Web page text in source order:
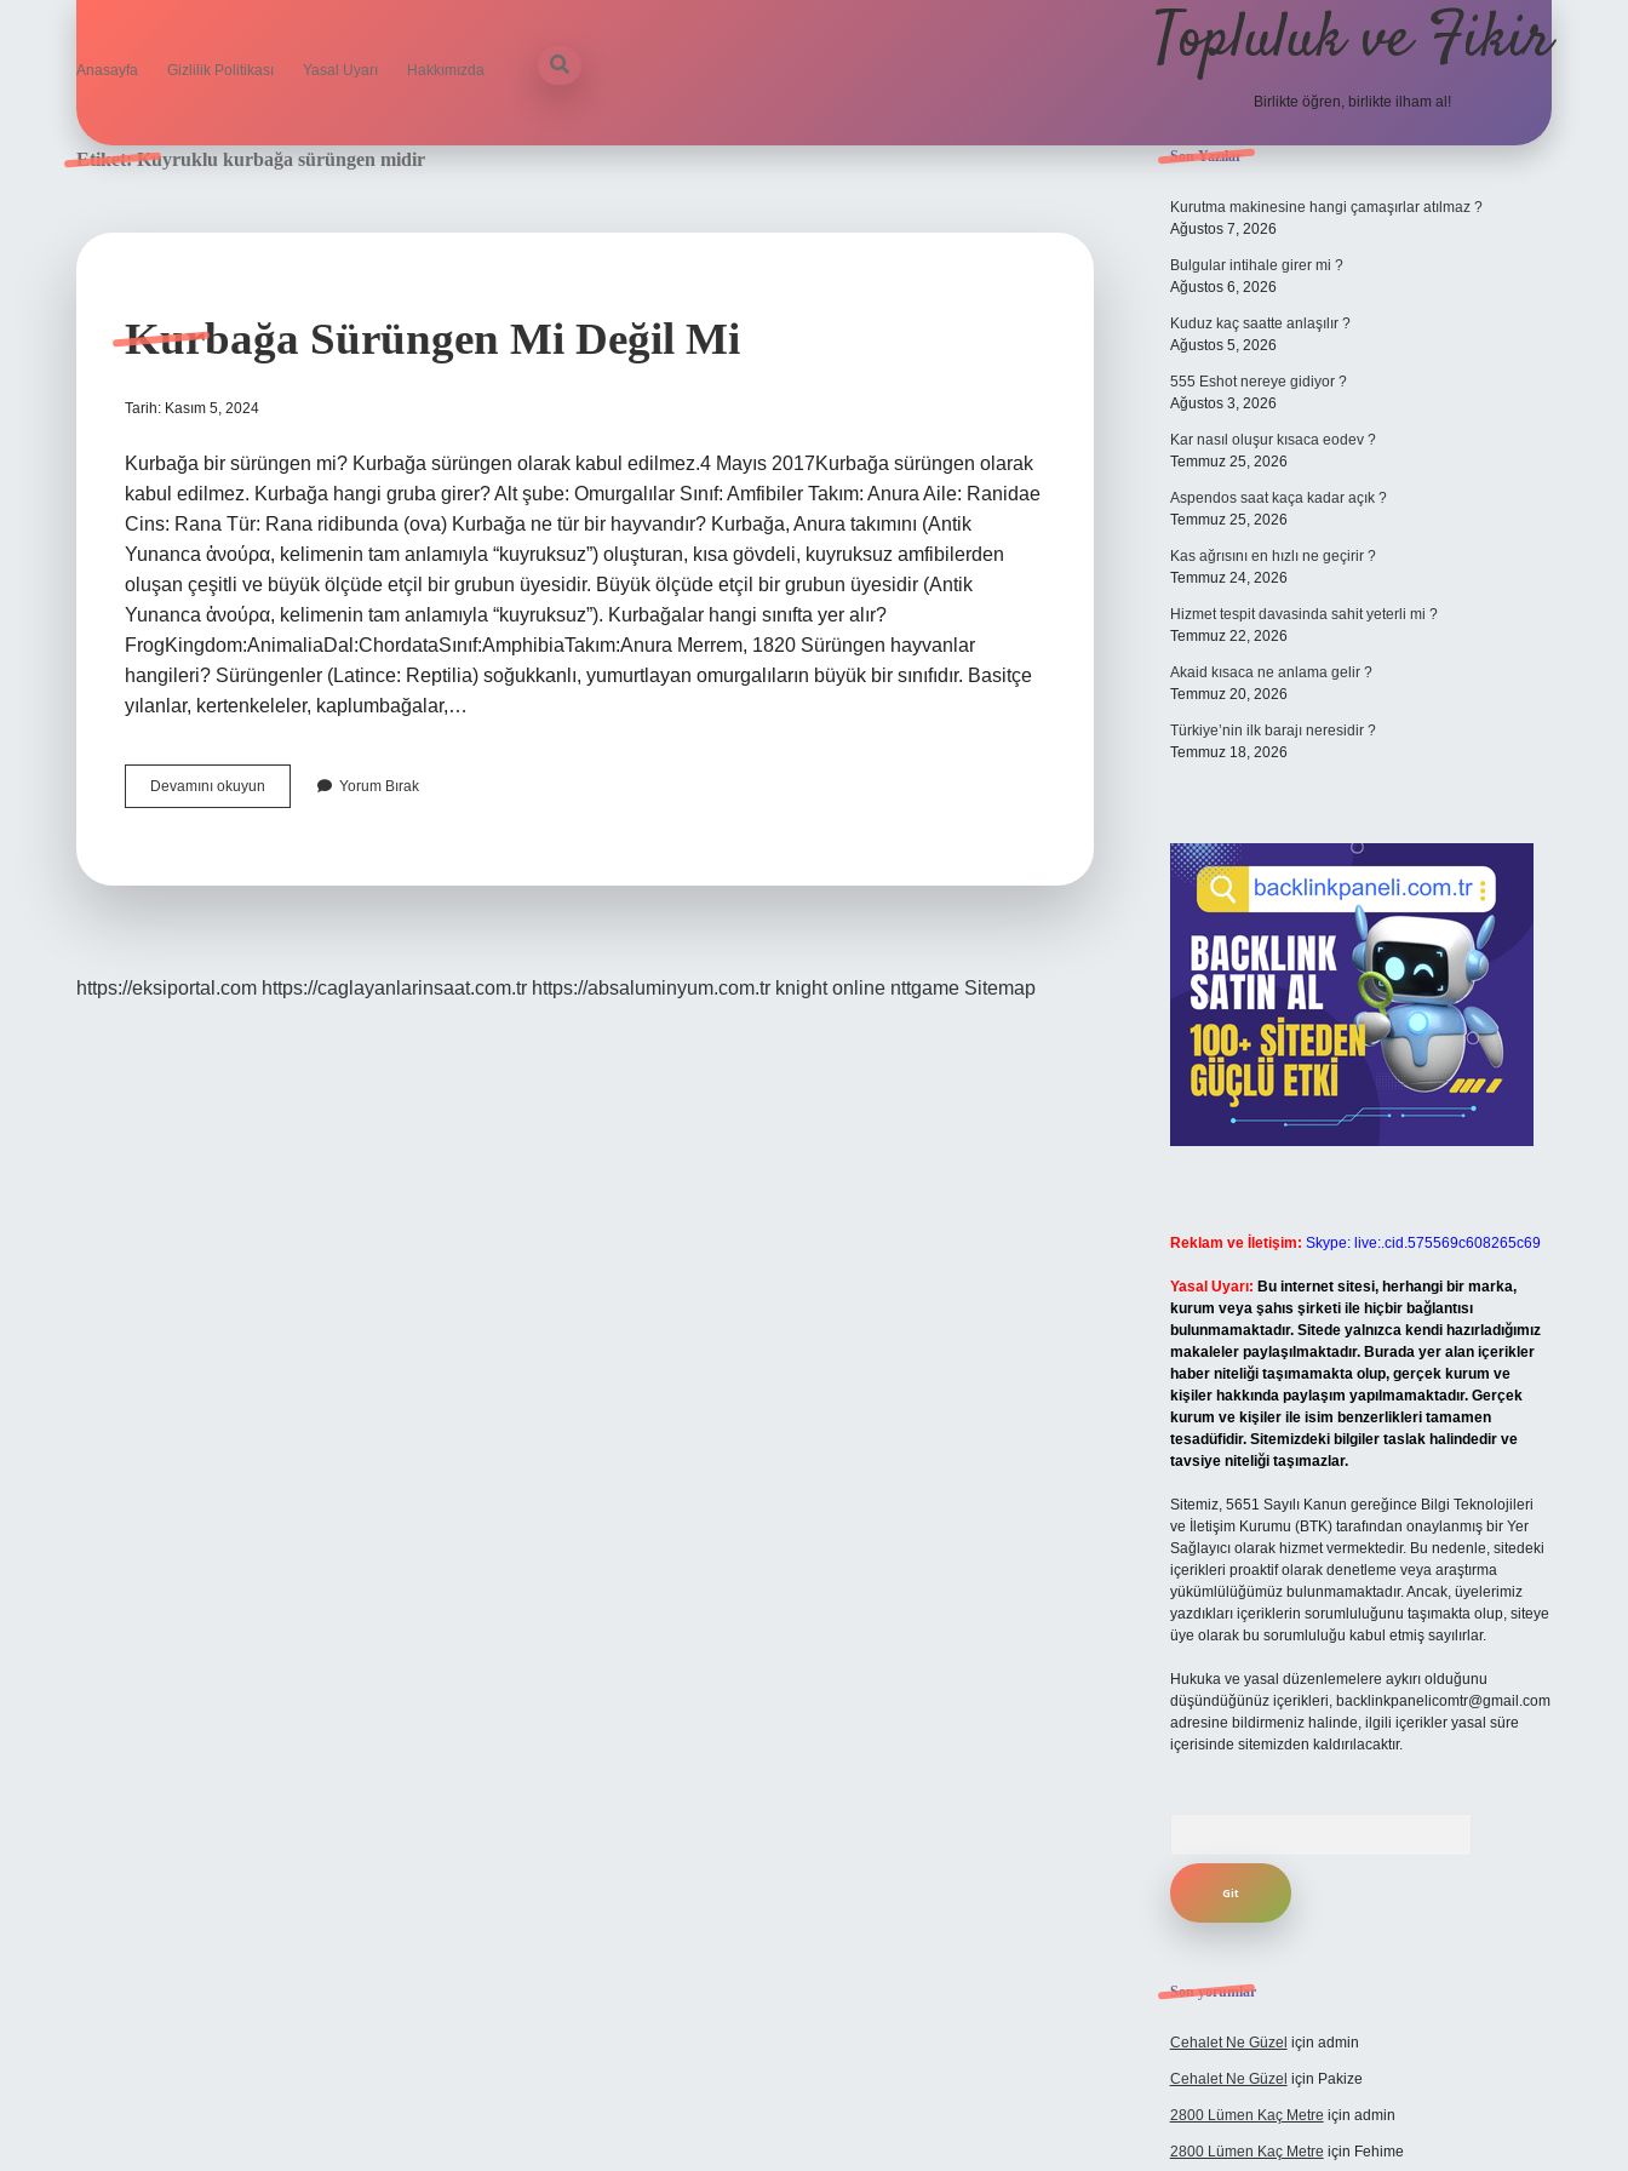
Anasayfa Gizlilik Politikası Yasal Uyarı Hakkımızda Topluluk ve Fikir
Birlikte öğren, birlikte ilham al!
Etiket:Kuyruklu kurbağa sürüngen midir
Kurbağa Sürüngen Mi Değil Mi
Tarih: Kasım 5, 2024
Kurbağa bir sürüngen mi? Kurbağa sürüngen olarak kabul edilmez.4 Mayıs 2017Kurbağa sürüngen olarak
kabul edilmez. Kurbağa hangi gruba girer? Alt şube: Omurgalılar Sınıf: Amfibiler Takım: Anura Aile: Ranidae
Cins: Rana Tür: Rana ridibunda (ova) Kurbağa ne tür bir hayvandır? Kurbağa, Anura takımını (Antik
Yunanca ἀνούρα, kelimenin tam anlamıyla “kuyruksuz”) oluşturan, kısa gövdeli, kuyruksuz amfibilerden
oluşan çeşitli ve büyük ölçüde etçil bir grubun üyesidir. Büyük ölçüde etçil bir grubun üyesidir (Antik
Yunanca ἀνούρα, kelimenin tam anlamıyla “kuyruksuz”). Kurbağalar hangi sınıfta yer alır?
FrogKingdom:AnimaliaDal:ChordataSınıf:AmphibiaTakım:Anura Merrem, 1820 Sürüngen hayvanlar
hangileri? Sürüngenler (Latince: Reptilia) soğukkanlı, yumurtlayan omurgalıların büyük bir sınıfıdır. Basitçe
yılanlar, kertenkeleler, kaplumbağalar,…
Devamını okuyun Kurbağa
Sürüngen
Yorum Bırak
https://eksiportal.com https://caglayanlarinsaat.com.tr https://absaluminyum.com.tr knight online nttgame Sitemap
Sidebar
Son Yazılar
Kurutma makinesine hangi çamaşırlar atılmaz ?
Ağustos 7, 2026
Bulgular intihale girer mi ?
Ağustos 6, 2026
Kuduz kaç saatte anlaşılır ?
Ağustos 5, 2026
555 Eshot nereye gidiyor ?
Ağustos 3, 2026
Kar nasıl oluşur kısaca eodev ?
Temmuz 25, 2026
Aspendos saat kaça kadar açık ?
Temmuz 25, 2026
Kas ağrısını en hızlı ne geçirir ?
Temmuz 24, 2026
Hizmet tespit davasinda sahit yeterli mi ?
Temmuz 22, 2026
Akaid kısaca ne anlama gelir ?
Temmuz 20, 2026
Türkiye’nin ilk barajı neresidir ?
Temmuz 18, 2026
Reklam ve İletişim: Skype: live:.cid.575569c608265c69
Yasal Uyarı: Bu internet sitesi, herhangi bir marka,
kurum veya şahıs şirketi ile hiçbir bağlantısı
bulunmamaktadır. Sitede yalnızca kendi hazırladığımız
makaleler paylaşılmaktadır. Burada yer alan içerikler
haber niteliği taşımamakta olup, gerçek kurum ve
kişiler hakkında paylaşım yapılmamaktadır. Gerçek
kurum ve kişiler ile isim benzerlikleri tamamen
tesadüfidir. Sitemizdeki bilgiler taslak halindedir ve
tavsiye niteliği taşımazlar.
Sitemiz, 5651 Sayılı Kanun gereğince Bilgi Teknolojileri
ve İletişim Kurumu (BTK) tarafından onaylanmış bir Yer
Sağlayıcı olarak hizmet vermektedir. Bu nedenle, sitedeki
içerikleri proaktif olarak denetleme veya araştırma
yükümlülüğümüz bulunmamaktadır. Ancak, üyelerimiz
yazdıkları içeriklerin sorumluluğunu taşımakta olup, siteye
üye olarak bu sorumluluğu kabul etmiş sayılırlar.
Hukuka ve yasal düzenlemelere aykırı olduğunu
düşündüğünüz içerikleri, backlinkpanelicomtr@gmail.com
adresine bildirmeniz halinde, ilgili içerikler yasal süre
içerisinde sitemizden kaldırılacaktır.
Son yorumlar
Cehalet Ne Güzel için admin
Cehalet Ne Güzel için Pakize
2800 Lümen Kaç Metre için admin
2800 Lümen Kaç Metre için Fehime